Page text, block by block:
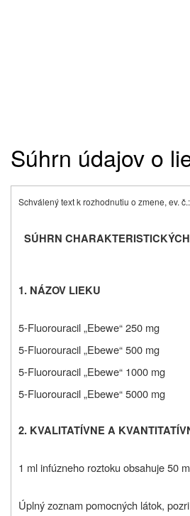
Súhrn údajov o
Schválený text k rozhodnutiu o zmene, ev.
SÚHRN
1. NÁZOV LIEKU
5-Fluorouracil „Ebewe“ 250 mg
5-Fluorouracil „Ebewe“ 500 mg
5-Fluorouracil „Ebewe“ 1000 mg
5-Fluorouracil „Ebewe“ 5000 mg
2. KVALITATÍVNE A
1 ml infúzneho roztoku obsahuje 50
Úplný zoznam pomocných látok,